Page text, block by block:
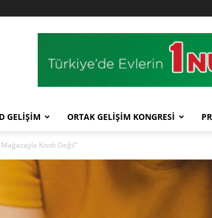
GELİŞİM ORTAK GELİŞİM KONGRESİ
Kısıtlı Değil”